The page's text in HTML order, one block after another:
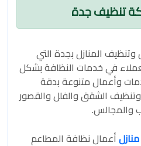
تنظيف جدة
المنازل بجدة التي
في خدمات النظافة بشكل
وأعمال متنوعة بدقة
الشقق والفلل والقصور
والمجالس.
أعمال نظافة المطاعم